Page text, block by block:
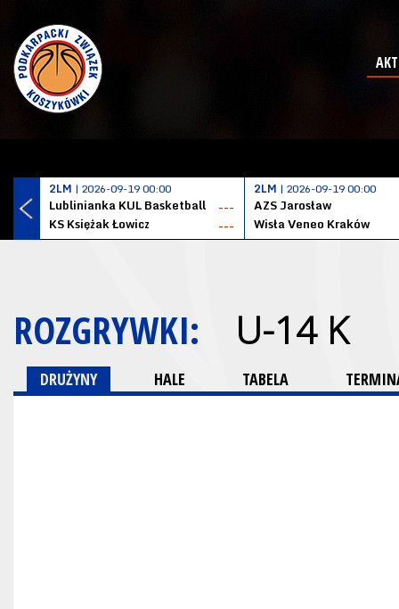
2LM | 2026-09-19 00:00
Lublinianka KUL Basketball
---
KS Księżak Łowicz
---
2LM | 2026-09-19 00:00
AZS Jarosław
Wisła Veneo Kraków
ROZGRYWKI: U-14 K
DRUŻYNY HALE TABELA